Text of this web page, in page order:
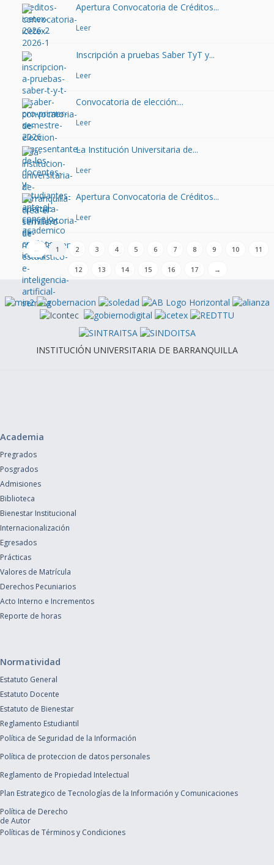
Apertura Convocatoria de Créditos...
Leer
Inscripción a pruebas Saber TyT y...
Leer
Convocatoria de elección:...
Leer
La Institución Universitaria de...
Leer
Apertura Convocatoria de Créditos...
Leer
← 1 2 3 4 5 6 7 8 9 10 11
12 13 14 15 16 17 →
INSTITUCIÓN UNIVERSITARIA DE BARRANQUILLA
Academia
Pregrados
Posgrados
Admisiones
Biblioteca
Bienestar Institucional
Internacionalización
Egresados
Prácticas
Valores de Matrícula
Derechos Pecuniarios
Acto Interno e Incrementos
Reporte de horas
Normatividad
Estatuto General
Estatuto Docente
Estatuto de Bienestar
Reglamento Estudiantil
Política de Seguridad de la Información
Política de proteccion de datos personales
Reglamento de Propiedad Intelectual
Plan Estrategico de Tecnologías de la Información y Comunicaciones
Política de Derecho
de Autor
Políticas de Términos y Condiciones